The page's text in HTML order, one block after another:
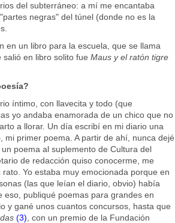
del subterráneo: a mí me encantaba
negras" del túnel (donde no es la
en un libro para la escuela, que se llama
salió en libro solito fue Maus y el ratón tigre
íntimo, con llavecita y todo (que
yo andaba enamorada de un chico que no
a llorar. Un día escribí en mi diario una
primer poema. A partir de ahí, nunca dejé
poema al suplemento de Cultura del
de redacción quiso conocerme, me
Yo estaba muy emocionada porque en
(las que leían el diario, obvio) había
publiqué poemas para grandes en
y gané unos cuantos concursos, hasta que
(3) , con un premio de la Fundación